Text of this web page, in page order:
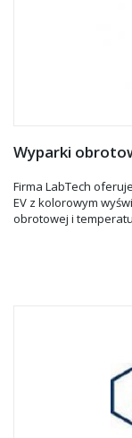
Wirówki, Wyparki
Wyparki
Firma LabTech
EV z kolorowym
obrotowej i